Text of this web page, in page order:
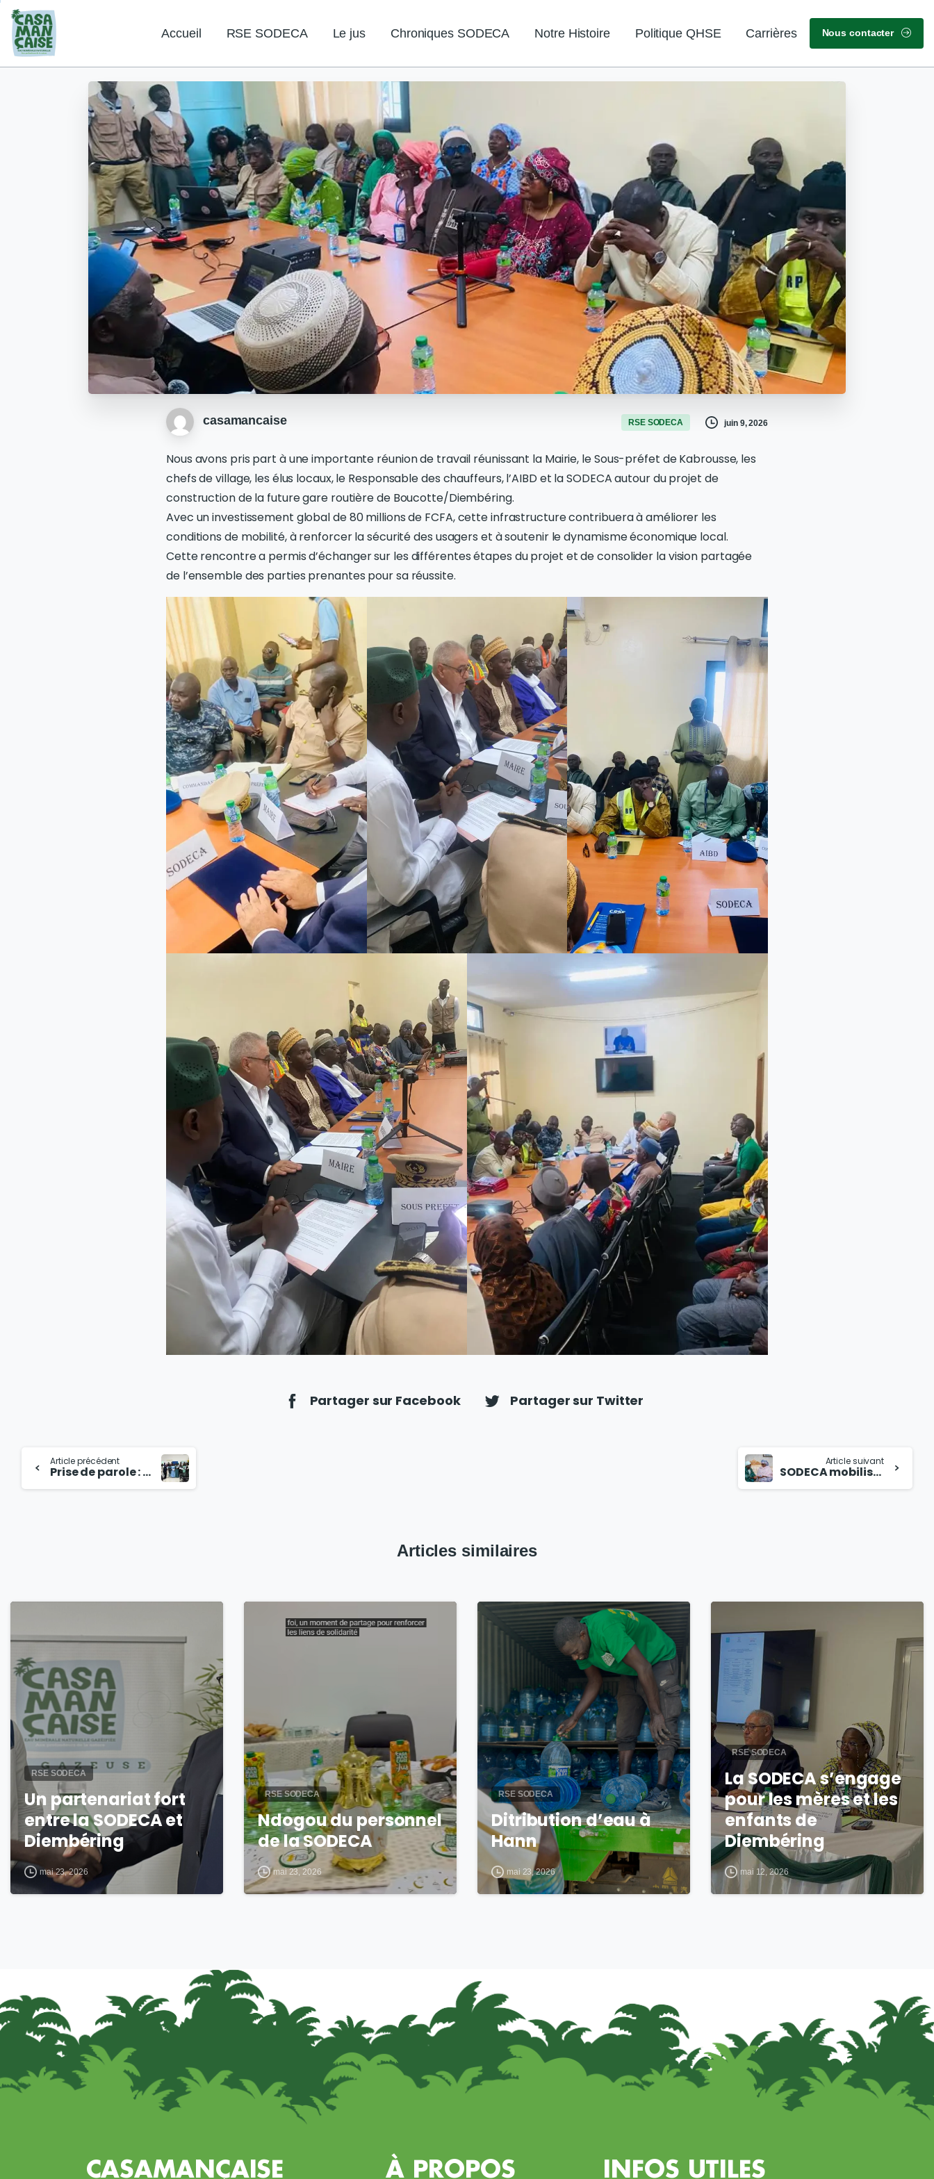
Accueil RSE SODECA Le jus Chroniques SODECA Notre Histoire Politique QHSE Carrières Nous contacter
casamancaise RSE SODECA juin 9, 2026
Nous avons pris part à une importante réunion de travail réunissant la Mairie, le Sous-préfet de Kabrousse, les
chefs de village, les élus locaux, le Responsable des chauffeurs, l’AIBD et la SODECA autour du projet de
construction de la future gare routière de Boucotte/Diembéring.
Avec un investissement global de 80 millions de FCFA, cette infrastructure contribuera à améliorer les
conditions de mobilité, à renforcer la sécurité des usagers et à soutenir le dynamisme économique local.
Cette rencontre a permis d’échanger sur les différentes étapes du projet et de consolider la vision partagée
de l’ensemble des parties prenantes pour sa réussite.
Partager sur Facebook Partager sur Twitter
Article précédent
Prise de parole : une formation réussie
Article suivant
SODECA mobilisée pour le Grand Magal
Articles similaires
RSE SODECA
Un partenariat fort
entre la SODECA et
Diembéring
mai 23, 2026
RSE SODECA
Ndogou du personnel
de la SODECA
mai 23, 2026
2
RSE SODECA
Ditribution d’eau à
Hann
mai 23, 2026
RSE SODECA
La SODECA s’engage
pour les mères et les
enfants de
Diembéring
mai 12, 2026
CASAMANÇAISE À PROPOS INFOS UTILES